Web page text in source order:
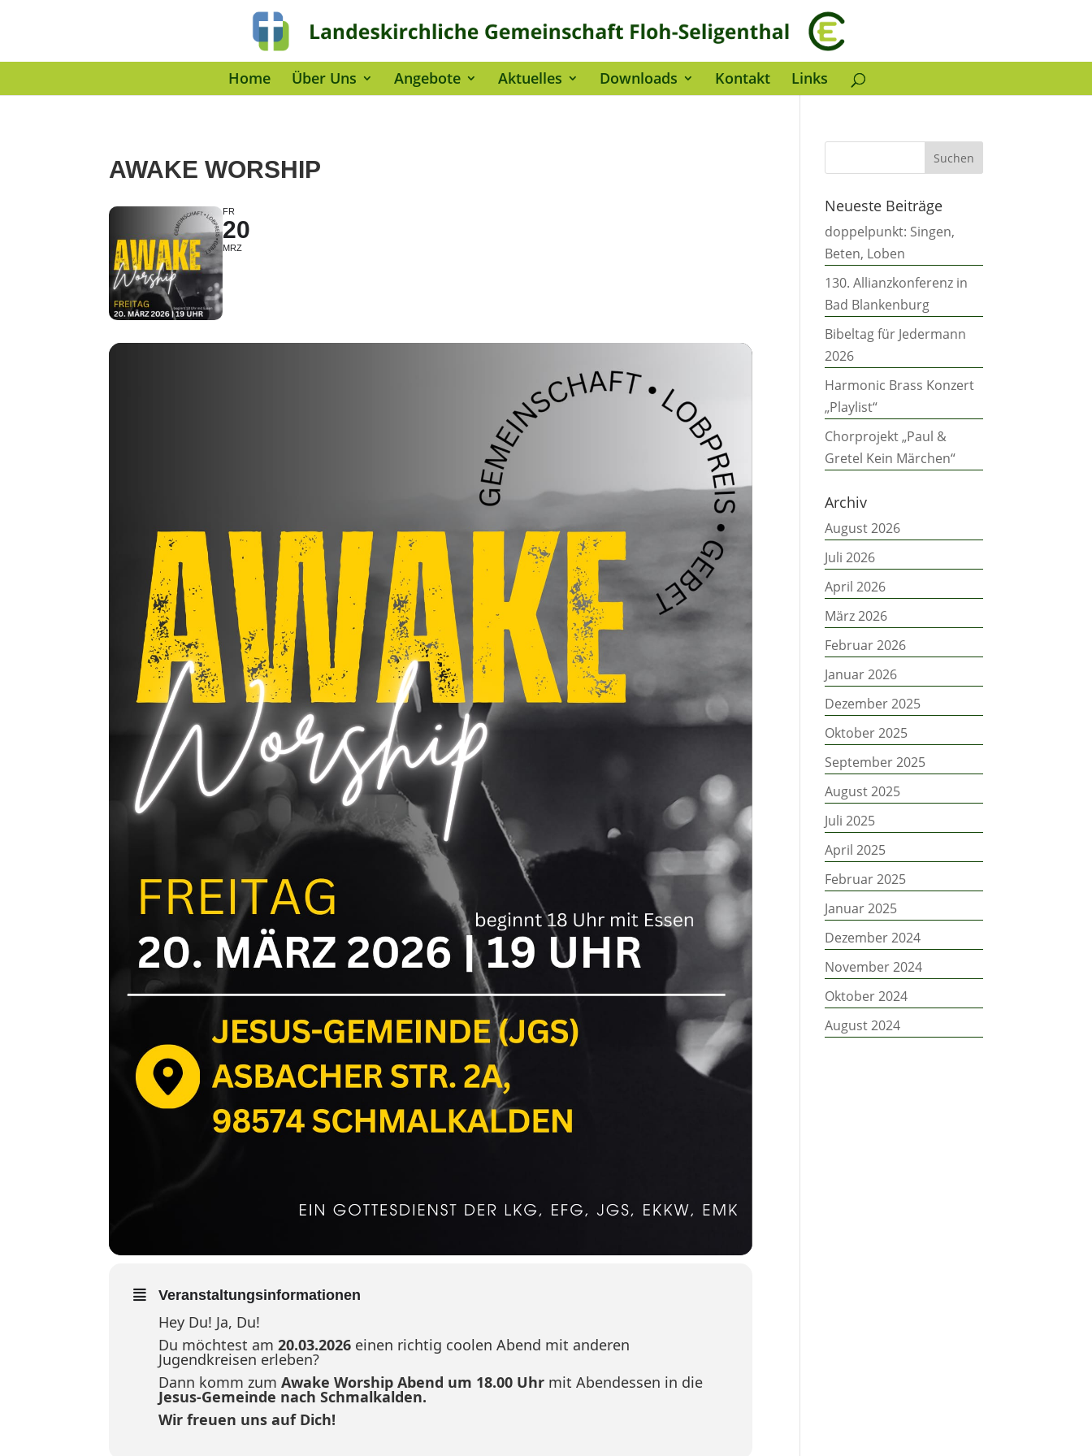
Home Über Uns Angebote Aktuelles Downloads Kontakt Links
AWAKE WORSHIP
FR
20
MRZ
Veranstaltungsinformationen
Hey Du! Ja, Du!
Du möchtest am20.03.2026 einen richtig coolen Abend mit anderen
Jugendkreisen erleben?
Dann komm zumAwake Worship Abend um 18.00 Uhr mit Abendessen in die
Jesus-Gemeinde nach Schmalkalden.
Wir freuen uns auf Dich!
Neueste Beiträge
doppelpunkt: Singen,
Beten, Loben
130. Allianzkonferenz in
Bad Blankenburg
Bibeltag für Jedermann
2026
Harmonic Brass Konzert
„Playlist“
Chorprojekt „Paul &
Gretel Kein Märchen“
Archiv
August 2026
Juli 2026
April 2026
März 2026
Februar 2026
Januar 2026
Dezember 2025
Oktober 2025
September 2025
August 2025
Juli 2025
April 2025
Februar 2025
Januar 2025
Dezember 2024
November 2024
Oktober 2024
August 2024